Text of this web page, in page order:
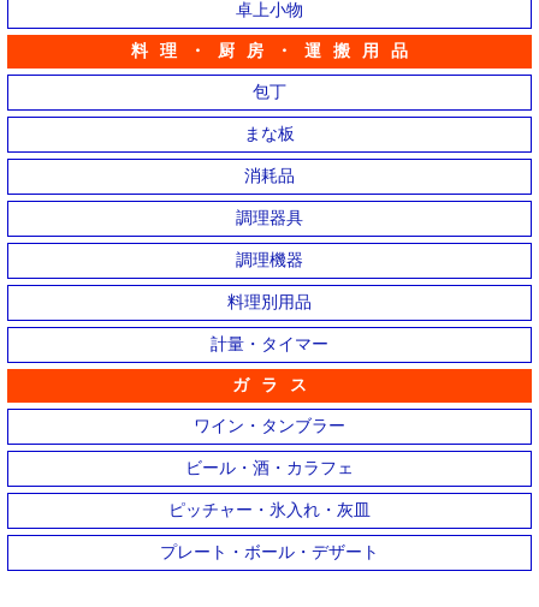
卓上小物
料理・厨房・運搬用品
包丁
まな板
消耗品
調理器具
調理機器
料理別用品
計量・タイマー
ガラス
ワイン・タンブラー
ビール・酒・カラフェ
ピッチャー・氷入れ・灰皿
プレート・ボール・デザート